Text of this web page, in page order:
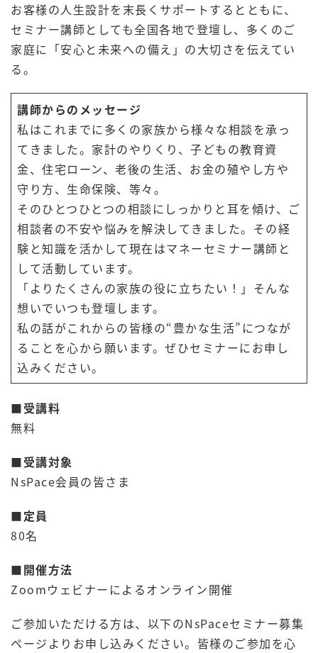
お客様の人生設計を末長くサポートするとともに、
セミナー講師としても全国各地で登壇し、多くのご
家庭に「安心と未来への備え」の大切さを伝えてい
る。
講師からのメッセージ
私はこれまでに多くの家族から様々な相談を承っ
てきました。家計のやりくり、子どもの教育資
金、住宅ローン、老後の生活、お金の殖やし方や
守り方、生命保険、等々。
そのひとつひとつの相談にしっかりと耳を傾け、ご
相談者の不安や悩みを解決してきました。その経
験と知識を活かして現在はマネーセミナー講師と
して活動しています。
「よりたくさんの家族の役に立ちたい！」そんな
想いでいつも登壇します。
私の話がこれからの皆様の“豊かな生活”につなが
ることを心から願います。ぜひセミナーにお申し
込みください。
■受講料
無料
■受講対象
NsPace会員の皆さま
■定員
80名
■開催方法
Zoomウェビナーによるオンライン開催
ご参加いただける方は、以下のNsPaceセミナー募集
ページよりお申し込みください。皆様のご参加を心